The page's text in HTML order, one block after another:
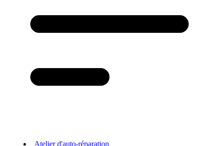
Atelier d'auto-réparation